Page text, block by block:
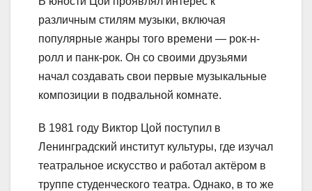
различным стилям музыки, включая
популярные жанры того времени — рок-н-
ролл и панк-рок. Он со своими друзьями
начал создавать свои первые музыкальные
композиции в подвальной комнате.
В 1981 году Виктор Цой поступил в
Ленинградский институт культуры, где изучал
театральное искусство и работал актёром в
труппе студенческого театра. Однако, в то же